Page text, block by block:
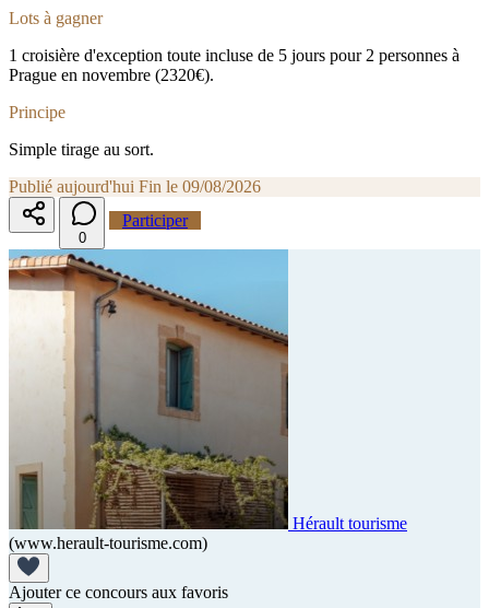
Lots à gagner
1 croisière d'exception toute incluse de 5 jours pour 2 personnes à
Prague en novembre (2320€).
Principe
Simple tirage au sort.
Publié aujourd'hui Fin le 09/08/2026
0
Participer
Hérault tourisme
(www.herault-tourisme.com)
Ajouter ce concours aux favoris